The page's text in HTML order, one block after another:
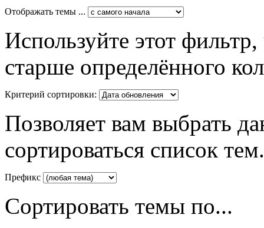
Отображать темы ...
Используйте этот
старше определённого
Критерий сортировки:
Позволяет вам выбрать
сортироваться список тем.
Префикс
Сортировать темы по...